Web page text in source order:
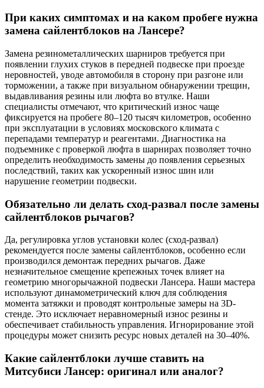
При каких симптомах и на каком пробеге нужна
замена сайлентблоков на Лансере?
Замена резинометаллических шарниров требуется при
появлении глухих стуков в передней подвеске при проезде
неровностей, уводе автомобиля в сторону при разгоне или
торможении, а также при визуальном обнаружении трещин,
выдавливания резины или люфта во втулке. Наши
специалисты отмечают, что критический износ чаще
фиксируется на пробеге 80–120 тысяч километров, особенно
при эксплуатации в условиях московского климата с
перепадами температур и реагентами. Диагностика на
подъемнике с проверкой люфта в шарнирах позволяет точно
определить необходимость замены до появления серьезных
последствий, таких как ускоренный износ шин или
нарушение геометрии подвески.
Обязательно ли делать сход-развал после замены
сайлентблоков рычагов?
Да, регулировка углов установки колес (сход-развал)
рекомендуется после замены сайлентблоков, особенно если
производился демонтаж передних рычагов. Даже
незначительное смещение крепежных точек влияет на
геометрию многорычажной подвески Лансера. Наши мастера
используют динамометрический ключ для соблюдения
момента затяжки и проводят контрольные замеры на 3D-
стенде. Это исключает неравномерный износ резины и
обеспечивает стабильность управления. Игнорирование этой
процедуры может снизить ресурс новых деталей на 30–40%.
Какие сайлентблоки лучше ставить на
Митсубиси Лансер: оригинал или аналог?